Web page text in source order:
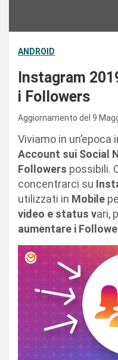
ANDROID
Instagram
i Followers
Aggiornamento del 9
Viviamo in
Account sui Social
Followers possibili.
concentrarci su
utilizzati in Mobile
video e status vari,
aumentare i